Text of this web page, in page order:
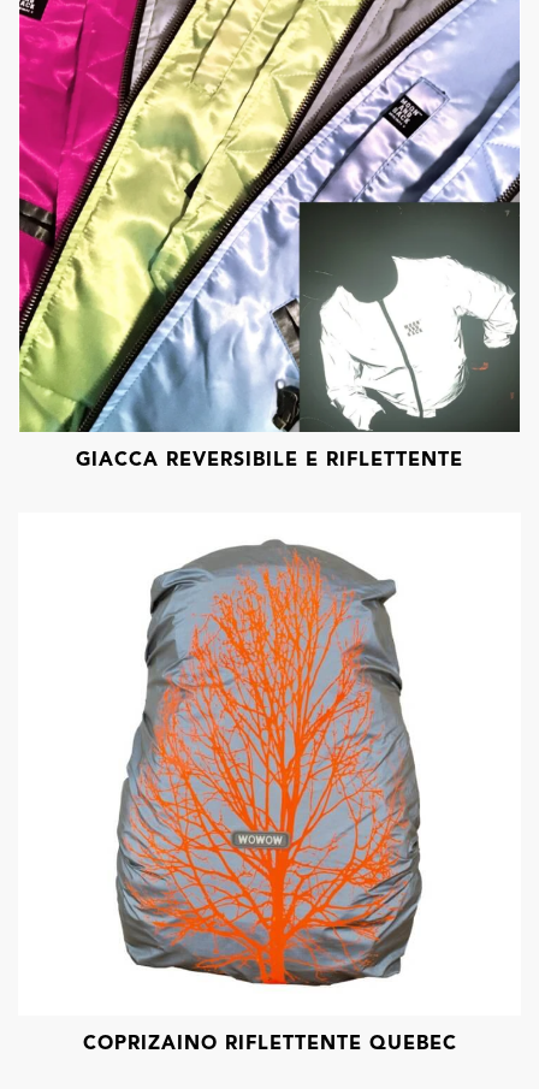
GIACCA REVERSIBILE E RIFLETTENTE
COPRIZAINO RIFLETTENTE QUEBEC